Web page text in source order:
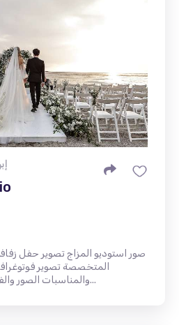
صور استوديو المزاج تصوير حفل
المتخصصة تصوير
والمناسبات الصور والفيديو مع أكثر من 20 عامًا...